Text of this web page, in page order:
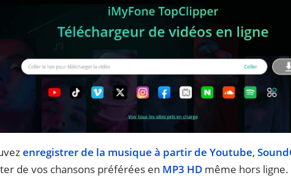
enregistrer de la musique à partir de Youtube,
de vos chansons préférées en MP3 HD même hors ligne.